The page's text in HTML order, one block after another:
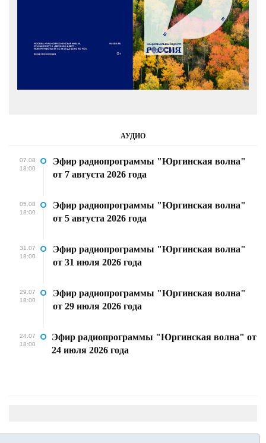
АУДИО
07.08
18:00
Эфир радиопрограммы "Юргинская волна"
от 7 августа 2026 года
05.08
18:00
Эфир радиопрограммы "Юргинская волна"
от 5 августа 2026 года
31.07
18:00
Эфир радиопрограммы "Юргинская волна"
от 31 июля 2026 года
29.07
18:00
Эфир радиопрограммы "Юргинская волна"
от 29 июля 2026 года
24.07
18:00
Эфир радиопрограммы "Юргинская волна" от
24 июля 2026 года